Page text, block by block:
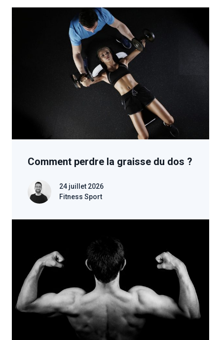
Comment perdre la graisse du dos ?
24 juillet 2026
Fitness Sport